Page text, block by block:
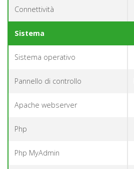
Connettività
Sistema
Sistema operativo
Pannello di controllo
Apache webserver
Php
Php MyAdmin